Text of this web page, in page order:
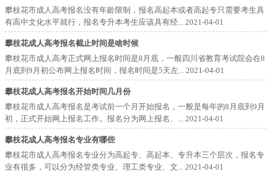
攀枝花市成人高考报名没有年龄限制，报名高起本或者高起专只需要考生具
有高中文化水平就行，报名专升本考生应该具有经... 2021-04-01
攀枝花成人高考报名截止时间是啥时候
攀枝花市成人高考正式网上报名时间是8月底，一般四川省教育考试院会在8
月底到9月初公布网上报名时间，报名时间是5天左... 2021-04-01
攀枝花成人高考报名开始时间几月份
攀枝花市成人高考报名是考试前一个月开始报名，一般是每年的8月底到9月
初，正式开始网上报名工作。报名分为网上报名、... 2021-04-01
攀枝花成人高考报名专业有哪些
攀枝花市成人高考报名专业分为高起专、高起本、专升本三个层次，报名专
业有很多，可以分为经管类专业、理工类专业、文... 2021-04-01